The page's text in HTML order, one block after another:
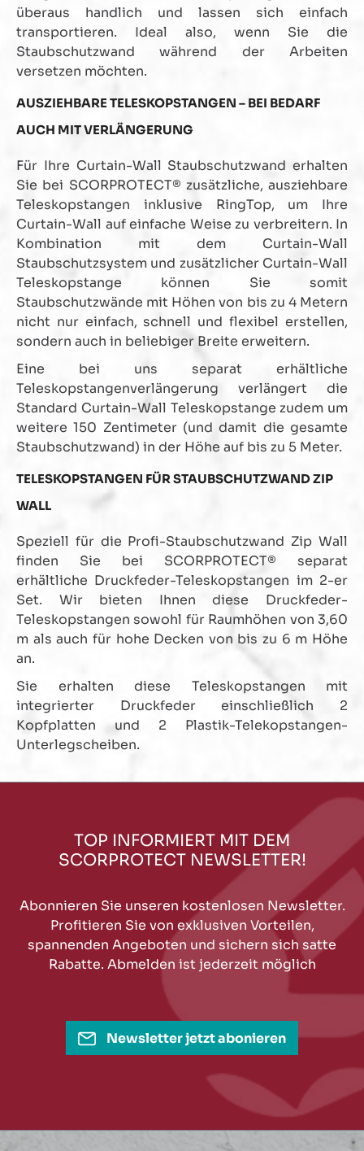
überaus handlich und lassen sich einfach
transportieren. Ideal also, wenn Sie die
Staubschutzwand während der Arbeiten
versetzen möchten.
AUSZIEHBARE TELESKOPSTANGEN – BEI BEDARF
AUCH MIT VERLÄNGERUNG
Für Ihre Curtain-Wall Staubschutzwand erhalten
Sie bei SCORPROTECT® zusätzliche, ausziehbare
Teleskopstangen inklusive RingTop, um Ihre
Curtain-Wall auf einfache Weise zu verbreitern. In
Kombination mit dem Curtain-Wall
Staubschutzsystem und zusätzlicher Curtain-Wall
Teleskopstange können Sie somit
Staubschutzwände mit Höhen von bis zu 4 Metern
nicht nur einfach, schnell und flexibel erstellen,
sondern auch in beliebiger Breite erweitern.
Eine bei uns separat erhältliche
Teleskopstangenverlängerung verlängert die
Standard Curtain-Wall Teleskopstange zudem um
weitere 150 Zentimeter (und damit die gesamte
Staubschutzwand) in der Höhe auf bis zu 5 Meter.
TELESKOPSTANGEN FÜR STAUBSCHUTZWAND ZIP
WALL
Speziell für die Profi-Staubschutzwand Zip Wall
finden Sie bei SCORPROTECT® separat
erhältliche Druckfeder-Teleskopstangen im 2-er
Set. Wir bieten Ihnen diese Druckfeder-
Teleskopstangen sowohl für Raumhöhen von 3,60
m als auch für hohe Decken von bis zu 6 m Höhe
an.
Sie erhalten diese Teleskopstangen mit
integrierter Druckfeder einschließlich 2
Kopfplatten und 2 Plastik-Telekopstangen-
Unterlegscheiben.
TOP INFORMIERT MIT DEM
SCORPROTECT NEWSLETTER!
Abonnieren Sie unseren kostenlosen Newsletter.
Profitieren Sie von exklusiven Vorteilen,
spannenden Angeboten und sichern sich satte
Rabatte. Abmelden ist jederzeit möglich
Newsletter jetzt abonieren